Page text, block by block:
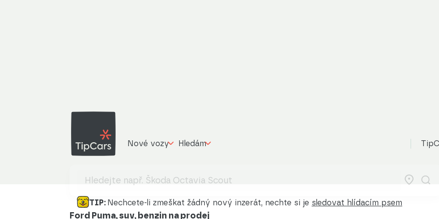
Nové vozy Hledám
TIP: Nechcete-li zmeškat žádný nový inzerát, nechte si je sledovat hlídacím psem
Ford Puma, suv, benzin na prodej